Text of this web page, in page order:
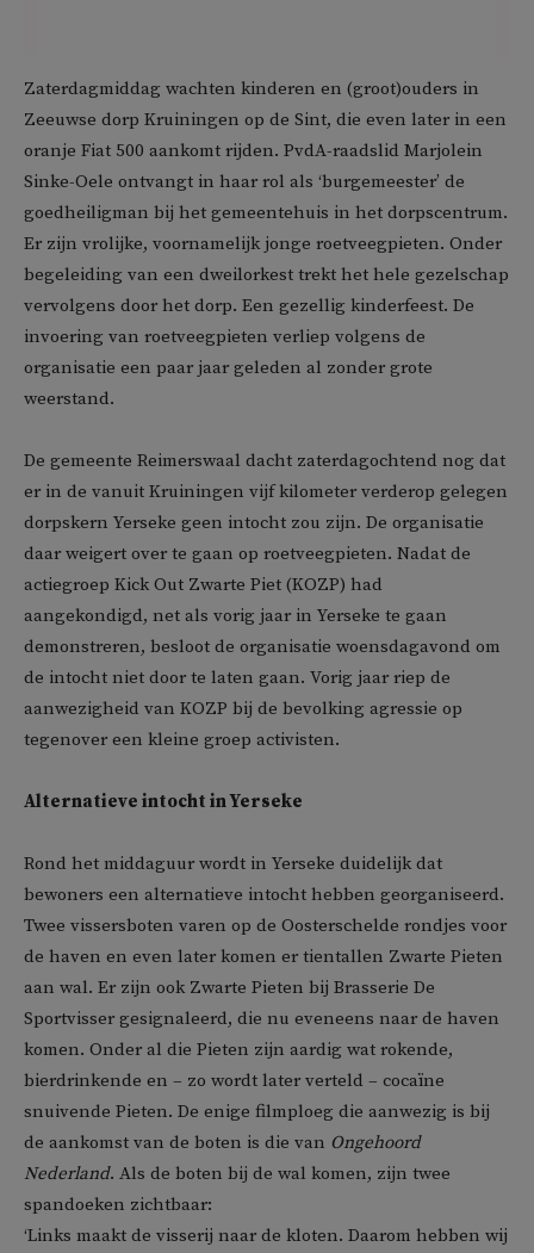
Zaterdagmiddag wachten kinderen en (groot)ouders in
Zeeuwse dorp Kruiningen op de Sint, die even later in een
oranje Fiat 500 aankomt rijden. PvdA-raadslid Marjolein
Sinke-Oele ontvangt in haar rol als ‘burgemeester’ de
goedheiligman bij het gemeentehuis in het dorpscentrum.
Er zijn vrolijke, voornamelijk jonge roetveegpieten. Onder
begeleiding van een dweilorkest trekt het hele gezelschap
vervolgens door het dorp. Een gezellig kinderfeest. De
invoering van roetveegpieten verliep volgens de
organisatie een paar jaar geleden al zonder grote
weerstand.
De gemeente Reimerswaal dacht zaterdagochtend nog dat
er in de vanuit Kruiningen vijf kilometer verderop gelegen
dorpskern Yerseke geen intocht zou zijn. De organisatie
daar weigert over te gaan op roetveegpieten. Nadat de
actiegroep Kick Out Zwarte Piet (KOZP) had
aangekondigd, net als vorig jaar in Yerseke te gaan
demonstreren, besloot de organisatie woensdagavond om
de intocht niet door te laten gaan. Vorig jaar riep de
aanwezigheid van KOZP bij de bevolking agressie op
tegenover een kleine groep activisten.
Alternatieve intocht in Yerseke
Rond het middaguur wordt in Yerseke duidelijk dat
bewoners een alternatieve intocht hebben georganiseerd.
Twee vissersboten varen op de Oosterschelde rondjes voor
de haven en even later komen er tientallen Zwarte Pieten
aan wal. Er zijn ook Zwarte Pieten bij Brasserie De
Sportvisser gesignaleerd, die nu eveneens naar de haven
komen. Onder al die Pieten zijn aardig wat rokende,
bierdrinkende en – zo wordt later verteld – cocaïne
snuivende Pieten. De enige filmploeg die aanwezig is bij
de aankomst van de boten is die van Ongehoord
Nederland. Als de boten bij de wal komen, zijn twee
spandoeken zichtbaar:
‘Links maakt de visserij naar de kloten. Daarom hebben wij